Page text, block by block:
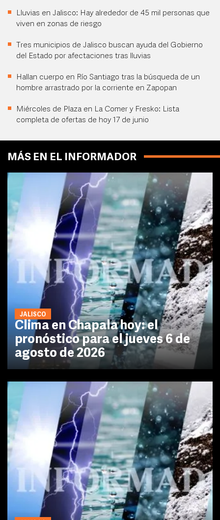
Lluvias en Jalisco: Hay alrededor de 45 mil personas que
viven en zonas de riesgo
Tres municipios de Jalisco buscan ayuda del Gobierno
del Estado por afectaciones tras lluvias
Hallan cuerpo en Río Santiago tras la búsqueda de un
hombre arrastrado por la corriente en Zapopan
Miércoles de Plaza en La Comer y Fresko: Lista
completa de ofertas de hoy 17 de junio
MÁS EN EL INFORMADOR
JALISCO
Clima en Chapala hoy: el
pronóstico para el jueves 6 de
agosto de 2026